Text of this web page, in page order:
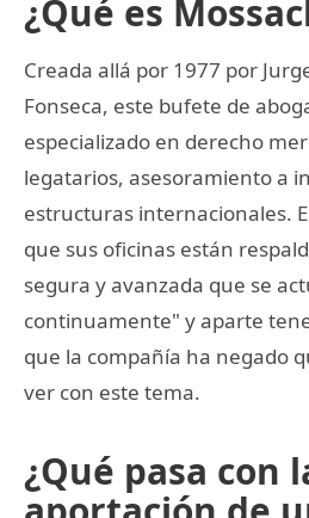
¿Qué es
Creada allá por 1977 por
Fonseca, este bufete de
especializado en derecho
legatarios, asesoramiento a
estructuras internacionales.
que sus oficinas están
segura y avanzada que se
continuamente" y aparte
que la compañía ha negado
ver con este tema.
¿Qué pasa con